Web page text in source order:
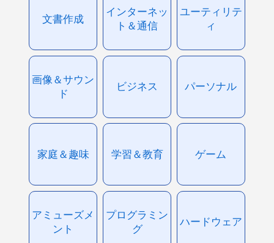
文書作成
インターネッ
ト＆通信
ユーティリテ
ィ
画像＆サウン
ド
ビジネス パーソナル
家庭＆趣味 学習＆教育 ゲーム
アミューズメ
ント
プログラミン
グ
ハードウェア